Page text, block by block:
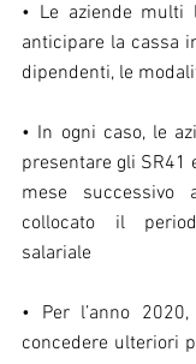
• Le aziende multi
anticipare la cassa
dipendenti, le
• In ogni caso, le
presentare gli
mese
collocato il
salariale
• Per l’anno
concedere ulteriori